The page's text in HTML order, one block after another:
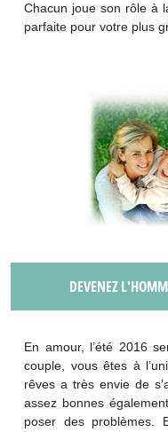
Chacun joue son rôle à
parfaite pour votre plus
DEVENEZ
En amour, l’été 2016
couple, vous êtes à
rêves a très envie de
assez bonnes
poser des problèmes.